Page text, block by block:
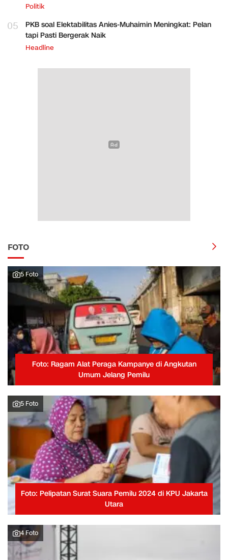
Politik
05
PKB soal Elektabilitas Anies-Muhaimin Meningkat: Pelan
tapi Pasti Bergerak Naik
Headline
FOTO
5 Foto
Foto: Ragam Alat Peraga Kampanye di Angkutan
Umum Jelang Pemilu
5 Foto
Foto: Pelipatan Surat Suara Pemilu 2024 di KPU Jakarta
Utara
4 Foto